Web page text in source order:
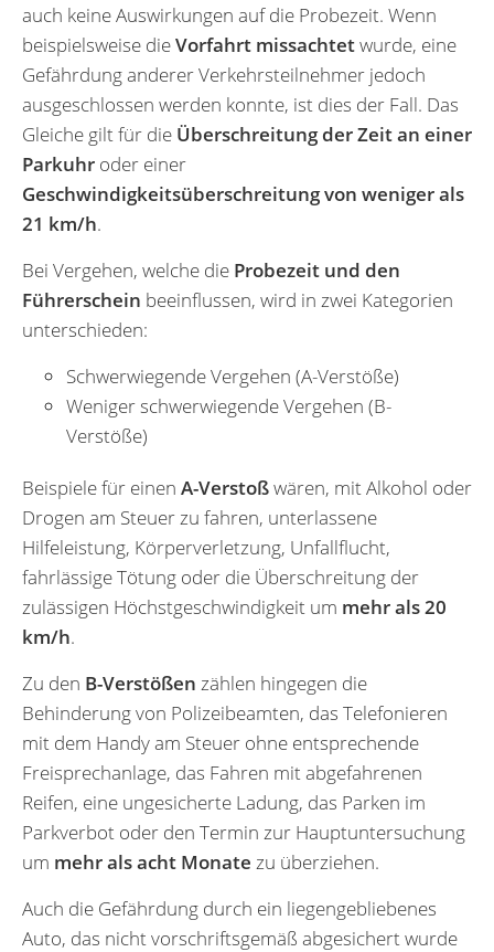
auch keine Auswirkungen auf die Probezeit. Wenn
beispielsweise dieVorfahrt missachtetwurde, eine
Gefährdung anderer Verkehrsteilnehmer jedoch
ausgeschlossen werden konnte, ist dies der Fall. Das
Gleiche gilt für die Überschreitung der Zeit an einer
Parkuhr oder einer
Geschwindigkeitsüberschreitung von weniger als
21 km/h.
Bei Vergehen, welche die Probezeit und den
Führerschein beeinflussen, wird in zwei Kategorien
unterschieden:
Schwerwiegende Vergehen (A-Verstöße)
Weniger schwerwiegende Vergehen (B-
Verstöße)
Beispiele für einen A-Verstoßwären, mit Alkohol oder
Drogen am Steuer zu fahren, unterlassene
Hilfeleistung, Körperverletzung, Unfallflucht,
fahrlässige Tötung oder die Überschreitung der
zulässigen Höchstgeschwindigkeit um mehr als 20
km/h.
Zu den B-Verstößen zählen hingegen die
Behinderung von Polizeibeamten, das Telefonieren
mit dem Handy am Steuer ohne entsprechende
Freisprechanlage, das Fahren mit abgefahrenen
Reifen, eine ungesicherte Ladung, das Parken im
Parkverbot oder den Termin zur Hauptuntersuchung
um mehr als acht Monate zu überziehen.
Auch die Gefährdung durch ein liegengebliebenes
Auto, das nicht vorschriftsgemäß abgesichert wurde